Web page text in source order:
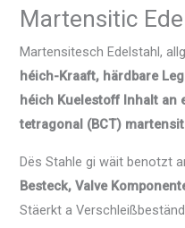
Martensitic
Martensitesch Edelstahl,
héich-Kraaft, härdbare
héich Kuelestoff Inhalt an
tetragonal (BCT)
Dës Stahle gi wäit benotzt
Besteck, Valve
Stäerkt a